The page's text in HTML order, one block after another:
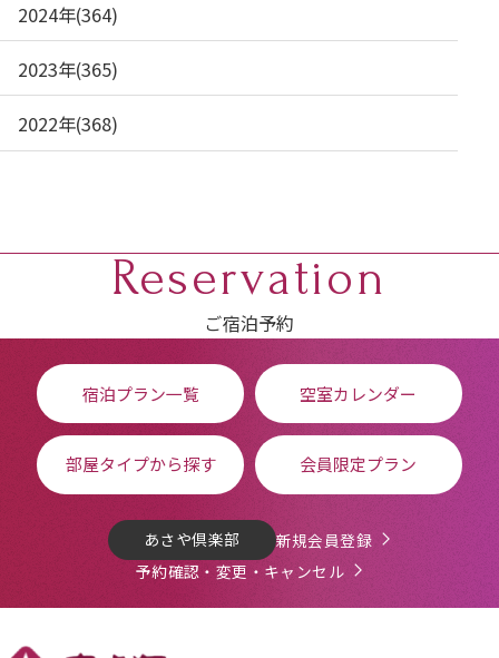
2024年(364)
2023年(365)
2022年(368)
Reservation
ご宿泊予約
宿泊プラン一覧 空室カレンダー
部屋タイプから探す 会員限定プラン
あさや倶楽部
新規会員登録
予約確認・変更・キャンセル